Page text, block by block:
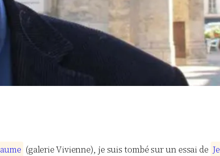
aume (galerie Vivienne), je suis tombé sur un essai de Je